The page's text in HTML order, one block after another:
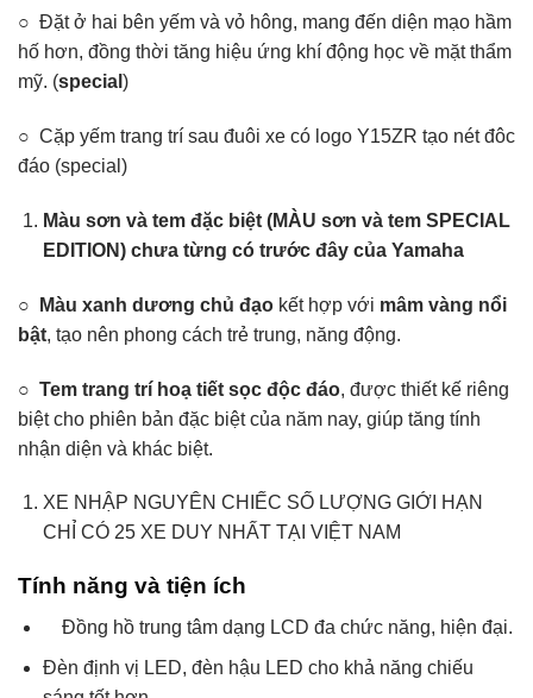
○ Đặt ở hai bên yếm và vỏ hông, mang đến diện mạo hầm
hố hơn, đồng thời tăng hiệu ứng khí động học về mặt thẩm
mỹ. (special )
○ Cặp yếm trang trí sau đuôi xe có logo Y15ZR tạo nét đôc
đáo (special)
Màu sơn và tem đặc biệt (MÀU sơn và tem SPECIAL
EDITION) chưa từng có trước đây của Yamaha
○ Màu xanh dương chủ đạo kết hợp với mâm vàng nổi
bật, tạo nên phong cách trẻ trung, năng động.
○ Tem trang trí hoạ tiết sọc độc đáo, được thiết kế riêng
biệt cho phiên bản đặc biệt của năm nay, giúp tăng tính
nhận diện và khác biệt.
XE NHẬP NGUYÊN CHIẾC SỐ LƯỢNG GIỚI HẠN
CHỈ CÓ 25 XE DUY NHẤT TẠI VIỆT NAM
Tính năng và tiện ích
Đồng hồ trung tâm dạng LCD đa chức năng, hiện đại.
Đèn định vị LED, đèn hậu LED cho khả năng chiếu